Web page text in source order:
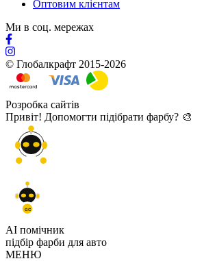
Оптовим клієнтам
Ми в соц. мережах
© Глобалкрафт 2015-2026
Розробка сайтів
Привіт! Допомогти підібрати фарбу? 🎨
GC
AI помічник
підбір фарби для авто
МЕНЮ